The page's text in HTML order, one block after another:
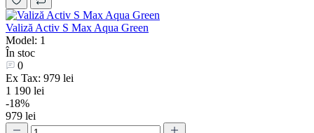
Valiză Activ S Max Aqua Green
Model: 1
În stoc
0
Ex Tax: 979 lei
1 190 lei
-18%
979 lei